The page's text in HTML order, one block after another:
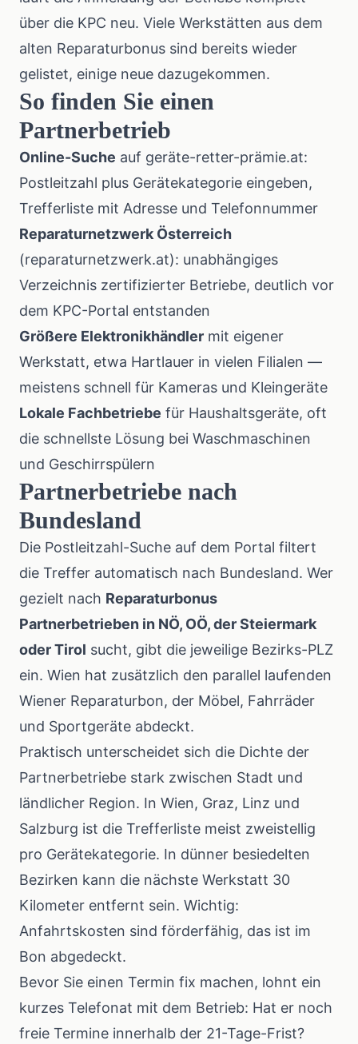
über die KPC neu. Viele Werkstätten aus dem
alten Reparaturbonus sind bereits wieder
gelistet, einige neue dazugekommen.
So finden Sie einen
Partnerbetrieb
Online-Suche auf geräte-retter-prämie.at:
Postleitzahl plus Gerätekategorie eingeben,
Trefferliste mit Adresse und Telefonnummer
Reparaturnetzwerk Österreich
(reparaturnetzwerk.at): unabhängiges
Verzeichnis zertifizierter Betriebe, deutlich vor
dem KPC-Portal entstanden
Größere Elektronikhändler mit eigener
Werkstatt, etwa Hartlauer in vielen Filialen —
meistens schnell für Kameras und Kleingeräte
Lokale Fachbetriebe für Haushaltsgeräte, oft
die schnellste Lösung bei Waschmaschinen
und Geschirrspülern
Partnerbetriebe nach
Bundesland
Die Postleitzahl-Suche auf dem Portal filtert
die Treffer automatisch nach Bundesland. Wer
gezielt nach Reparaturbonus
Partnerbetrieben in NÖ, OÖ, der Steiermark
oder Tirol sucht, gibt die jeweilige Bezirks-PLZ
ein. Wien hat zusätzlich den parallel laufenden
Wiener Reparaturbon, der Möbel, Fahrräder
und Sportgeräte abdeckt.
Praktisch unterscheidet sich die Dichte der
Partnerbetriebe stark zwischen Stadt und
ländlicher Region. In Wien, Graz, Linz und
Salzburg ist die Trefferliste meist zweistellig
pro Gerätekategorie. In dünner besiedelten
Bezirken kann die nächste Werkstatt 30
Kilometer entfernt sein. Wichtig:
Anfahrtskosten sind förderfähig, das ist im
Bon abgedeckt.
Bevor Sie einen Termin fix machen, lohnt ein
kurzes Telefonat mit dem Betrieb: Hat er noch
freie Termine innerhalb der 21-Tage-Frist?